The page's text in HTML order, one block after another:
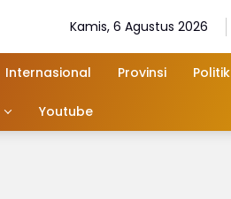
Kamis, 6 Agustus 2026
Internasional Provinsi Politik
Youtube